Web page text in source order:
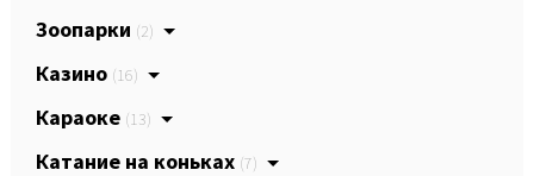
Зоопарки (2)
Казино (16)
Караоке (13)
Катание на коньках (7)